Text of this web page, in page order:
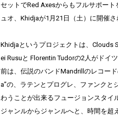
セットでRed Axesからもフルサポー
ュオ、Khidjaが1月21日（土）に開催
Khidjaというプロジェクトは、 Clouds
ei Rusuと Florentin Tudorの2人 がドイ
前は、伝説のバンドMandrillのレコー
a”の、ラテンとプログレ、ファンクと
わうことが出来るフュージョンスタイ
ジャンルからジャンルへと、時間を超